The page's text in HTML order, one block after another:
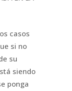
casos
si no
su
siendo
ponga